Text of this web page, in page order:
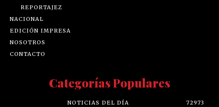
REPORTAJEZ
NACIONAL
EDICIÓN IMPRESA
NOSOTROS
CONTACTO
Categorías Populares
NOTICIAS DEL DÍA
72973